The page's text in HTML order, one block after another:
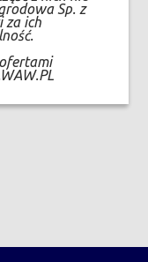
Sp. z
za ich